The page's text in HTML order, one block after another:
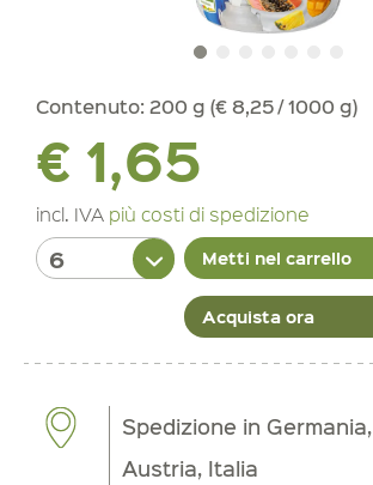
Contenuto: 200 g (€ 8,25 / 1000 g)
€ 1,65
incl. IVA più costi di spedizione
Metti nel carrello
Acquista ora
Spedizione in Germania,
Austria, Italia